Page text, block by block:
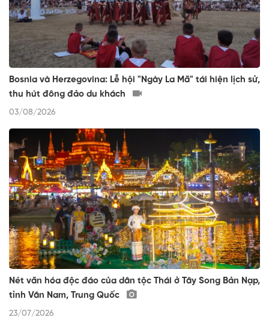
Bosnia và Herzegovina: Lễ hội "Ngày La Mã" tái hiện lịch sử,
thu hút đông đảo du khách
03/08/2026
Nét văn hóa độc đáo của dân tộc Thái ở Tây Song Bản Nạp,
tỉnh Vân Nam, Trung Quốc
23/07/2026